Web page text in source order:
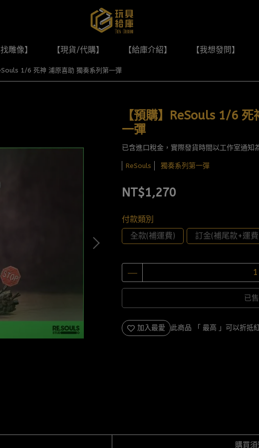
雕像】 【現貨/代購】 【給庫介紹】 【我想發問】
1/6 死神 浦原喜助 獨奏系列第一彈
【預購】ReSouls 1/6
一彈
已含進口稅金，實際發貨時間以工作室通知
ReSouls 獨奏系列第一彈
NT$1,270
付款類別
全款(補運費)
訂金(補尾款+運
已
加入最愛 此商品 「 最高 」可以折抵
購買須